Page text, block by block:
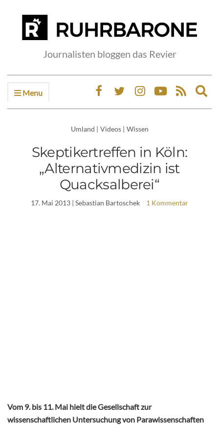
Journalisten bloggen das Revier
Menu
Umland | Videos | Wissen
Skeptikertreffen in Köln:
„Alternativmedizin ist
Quacksalberei“
17. Mai 2013 | Sebastian Bartoschek 1 Kommentar
Vom 9. bis 11. Mai hielt die Gesellschaft zur
wissenschaftlichen Untersuchung von Parawissenschaften